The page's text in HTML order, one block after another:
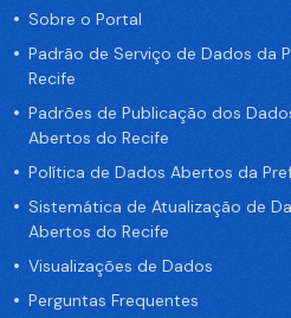
Sobre o Portal
Padrão de Serviço de Dados da
Recife
Padrões de Publicação dos
Abertos do Recife
Política de Dados Abertos da
Sistemática de Atualização de
Abertos do Recife
Visualizações de Dados
Perguntas Frequentes